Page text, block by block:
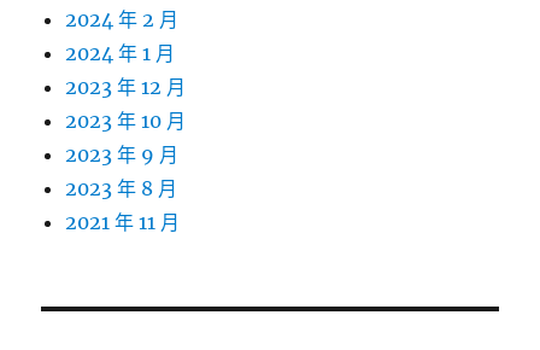
2024 年 2 月
2024 年 1 月
2023 年 12 月
2023 年 10 月
2023 年 9 月
2023 年 8 月
2021 年 11 月